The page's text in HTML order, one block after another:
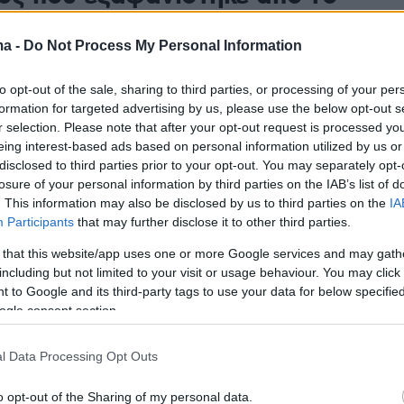
- Do Not Process My Personal Information
opt-out of the sale, sharing to third parties, or processing of your
for targeted advertising by us, please use the below opt-out
selection. Please note that after your opt-out request is processed
interest-based ads based on personal information utilized by us
to third parties prior to your opt-out. You may separately
of your personal information by third parties on the IAB’s list of
This information may also be disclosed by us to third parties on the
Participants that may further disclose it to other third parties.
that this website/app uses one or more Google services and may
but not limited to your visit or usage behaviour. You may
to Google and its third-party tags to use your data for below
consent section.
Data Processing Opt Outs
opt-out of the Sharing of my personal data.
το νοσοκομείο Παπαγεωργίου - Τον βρήκαν
του ΟΦΚΑΘ
για την κηδεία του
Νικόλαου Παπαγεωργίου ο
δωρητής του Νοσοκομείου
έφυγε από τη ζωή τις προηγούμενες μέρες, σε
2